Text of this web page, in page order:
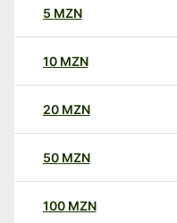
5 MZN
10 MZN
20 MZN
50 MZN
100 MZN